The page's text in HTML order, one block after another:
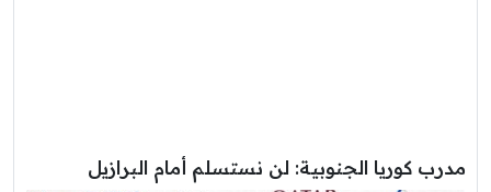
مدرب كوريا الجنوبية: لن نستسلم أمام البرازيل